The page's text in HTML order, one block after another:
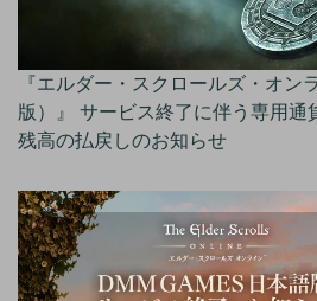
『エルダー・スクロールズ・オン
版）』 サービス終了に伴う専用通
残高の払戻しのお知らせ